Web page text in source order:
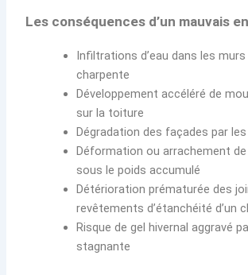
Les conséquences d’un mauvais
Infiltrations d’eau dans les
charpente
Développement accéléré de
sur la toiture
Dégradation des façades par
Déformation ou arrachement
sous le poids accumulé
Détérioration prématurée des
revêtements d’étanchéité d’un
Risque de gel hivernal aggravé
stagnante